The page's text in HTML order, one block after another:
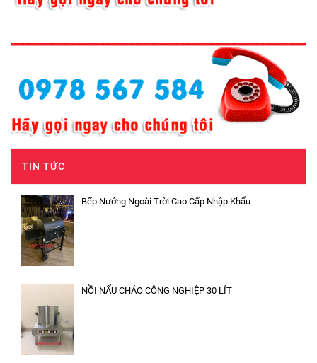
TIN TỨC
Bếp Nướng Ngoài Trời Cao Cấp Nhập Khẩu
NỒI NẤU CHÁO CÔNG NGHIỆP 30 LÍT